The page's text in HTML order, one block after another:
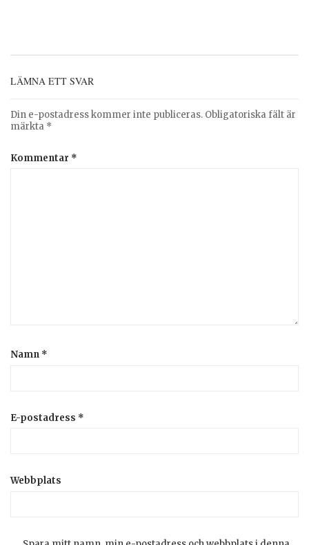
LÄMNA ETT SVAR
Din e-postadress kommer inte publiceras. Obligatoriska fält är
märkta *
Kommentar *
Namn *
E-postadress *
Webbplats